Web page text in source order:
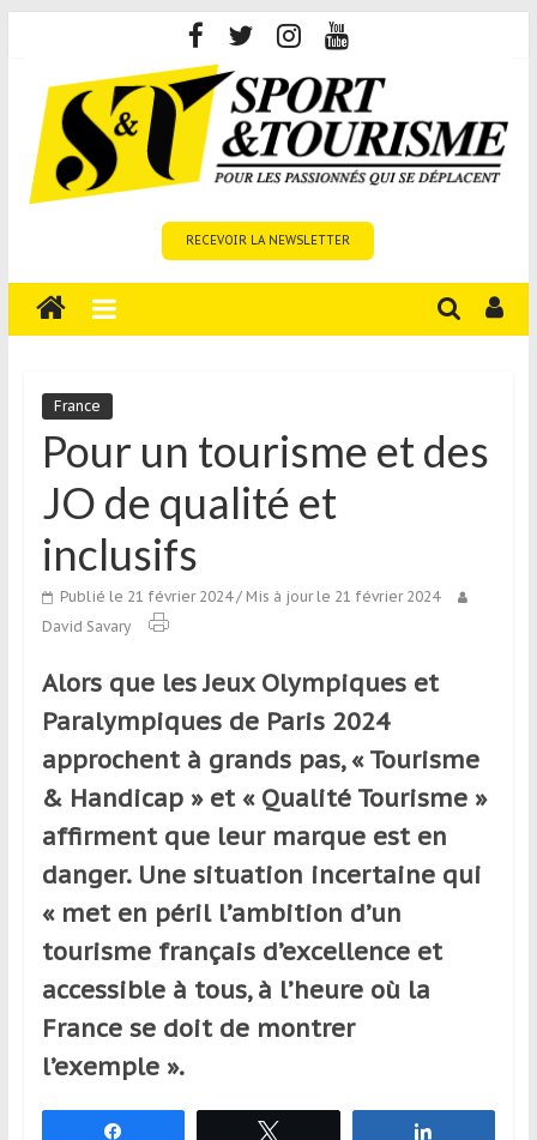
content
Tourisme
est
média
sur
tourisme
sportif
qui
aux
voyageurs
ou
réguliers,
pratiquants,
passionnés
ou
simples
spectateurs
sport,
qui
en
France
RECEVOIR LA NEWSLETTER
France
Pour un tourisme et des
JO de qualité et
inclusifs
Publié le 21 février 2024/ Mis à jour le 21 février 2024
David Savary
Alors que les Jeux Olympiques et
Paralympiques de Paris 2024
approchent à grands pas, « Tourisme
& Handicap » et « Qualité Tourisme »
affirment que leur marque est en
danger. Une situation incertaine qui
« met en péril l’ambition d’un
tourisme français d’excellence et
accessible à tous, à l’heure où la
France se doit de montrer
l’exemple ».